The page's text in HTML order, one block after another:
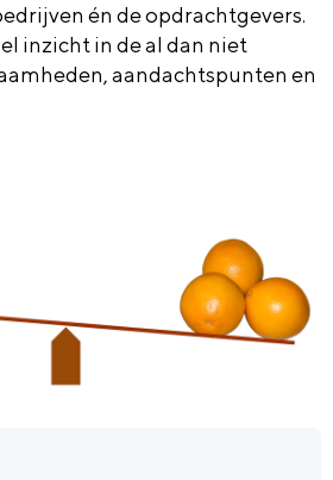
én de opdrachtgevers.
inzicht in de al dan niet
aandachtspunten en